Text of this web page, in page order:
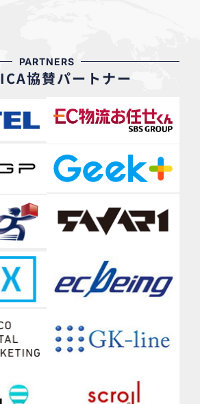
PARTNERS
協賛パートナー